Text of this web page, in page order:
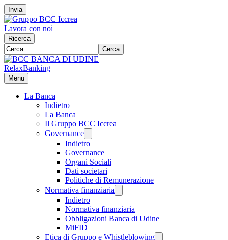
Invia
Lavora con noi
Ricerca
Cerca
RelaxBanking
Menu
La Banca
Indietro
La Banca
Il Gruppo BCC Iccrea
Governance
Indietro
Governance
Organi Sociali
Dati societari
Politiche di Remunerazione
Normativa finanziaria
Indietro
Normativa finanziaria
Obbligazioni Banca di Udine
MiFID
Etica di Gruppo e Whistleblowing